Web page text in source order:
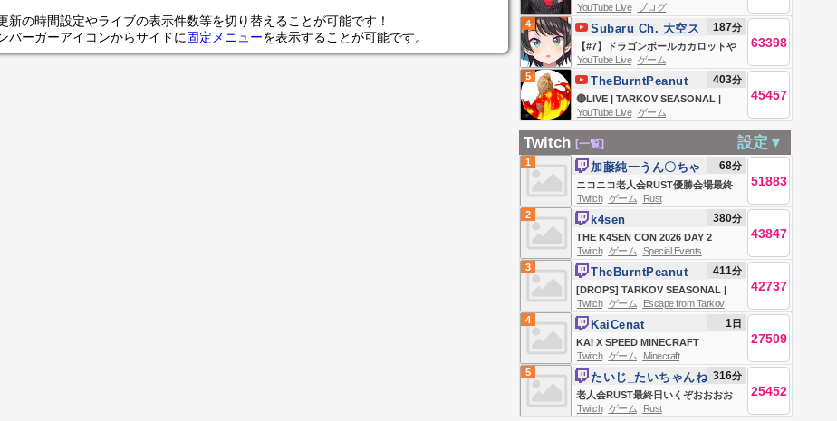
新の時間設定やライブの表示件数等を切り替えることが可能です！
バーガーアイコンからサイドに固定メニューを表示することが可能です。
選】
OF RAIN || SUNDAY SERVICE ||
9TH AUGUST 2026
YouTube Live
ブログ
4
【#7】ドラゴンボールカカロットや
るしゅばああああああああああああ
ああああああああああああああ
あ！！！！！！【ホロライブ/大空ス
Subaru Ch. 大空ス
バル
187分
63398
YouTube Live ゲーム
5
🔴LIVE | TARKOV SEASONAL |
DAY 6 | LABYRINTH + KORD
BREACH | HUTCHMF | SLUR
SATURDAY | #BUNGULATE
TheBurntPeanut 403分
45457
YouTube Live ゲーム
Twitch [一覧] 設定▼
1
ニコニコ老人会RUST優勝会場最終
日
加藤純一うん〇ちゃ
ん
68分
51883
Twitch ゲーム
Rust
2
THE K4SEN CON 2026 DAY 2
k4sen 380分
43847
Twitch ゲーム Special Events
3
[DROPS] TARKOV SEASONAL |
DAY 6 | LABYRINTH + KORD
BREACH | HUTCHMF | SLUR
SATURDAY | #BUNGULATE
TheBurntPeanut 411分
42737
Twitch ゲーム
Escape from Tarkov
4
KAI X SPEED MINECRAFT
MARATHON BEATING ALL
BOSSES *HARDCORE* (Wither,
Warden, Elder Guardian, Ender
KaiCenat 1 日
27509
Twitch ゲーム
Minecraft
5
老人会RUST最終日いくぞおおおお
おおおおおお
たいじ_たいちゃんね
る
316分
25452
Twitch ゲーム Rust